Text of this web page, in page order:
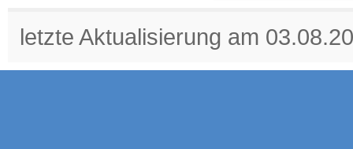
letzte Aktualisierung am